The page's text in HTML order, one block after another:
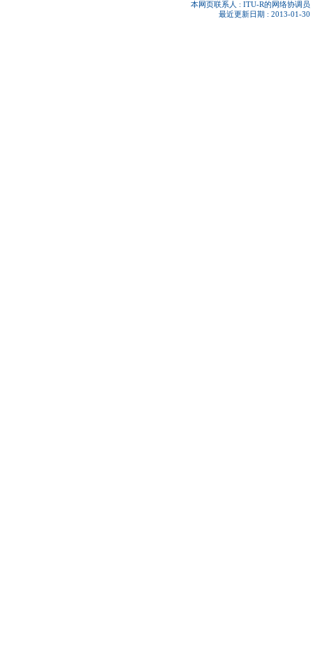
本网页联系人 : ITU-R的网络协调员
最近更新日期 : 2013-01-30